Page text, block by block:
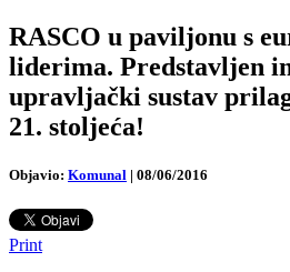
RASCO u paviljonu s
liderima. Predstavljen
upravljački sustav
21. stoljeća!
Objavio: Komunal | 08/06/2016
Print